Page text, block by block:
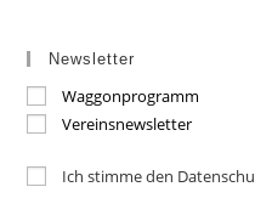
Newsletter
Waggonprogramm
Vereinsnewsletter
Ich stimme den